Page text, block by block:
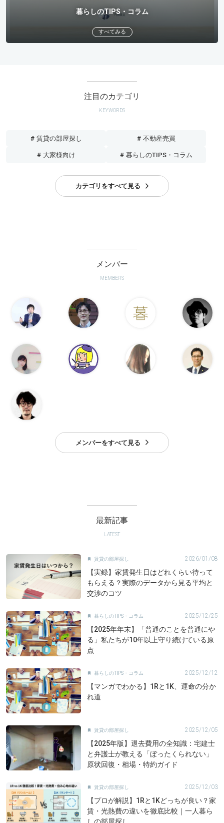
暮らしのTIPS・コラム
すべてみる
注目のカテゴリ
KEYWORDS
# 賃貸の部屋探し # 不動産売買
# 大家様向け # 暮らしのTIPS・コラム
カテゴリをすべて見る
メンバー
MEMBERS
メンバーをすべて見る
最新記事
LATEST
賃貸の部屋探し 2026/01/08
【実録】家賃発生日はどれくらい待って
もらえる？実際のデータから見る平均と
交渉のコツ
暮らしのTIPS・コラム 2025/12/25
【2025年年末】「普通のことを普通にや
る」私たちが10年以上守り続けている原
点
暮らしのTIPS・コラム 2025/12/12
【マンガでわかる】1Rと1K、運命の分か
れ道
賃貸の部屋探し 2025/12/05
【2025年版】退去費用の全知識：宅建士
と弁護士が教える「ぼったくられない」
原状回復・相場・特約ガイド
賃貸の部屋探し 2025/12/03
【プロが解説】1Rと1Kどっちが良い？家
賃・光熱費の違いを徹底比較｜一人暮ら